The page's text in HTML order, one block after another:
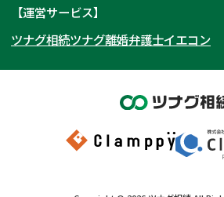
秋田県
福島県
埼玉県
茨城県 群馬県
愛知県
岐阜県 山梨県
関西
大阪府 京都府
奈良
和歌
北陸・甲信越
石川
富山
岡山
九州・沖縄
相続手続き
家族信託
成年後
相続財
不動産評価(相続不動産)
相続
【運営サービス】
ツナグ相続ツナグ離婚弁護士イエコン